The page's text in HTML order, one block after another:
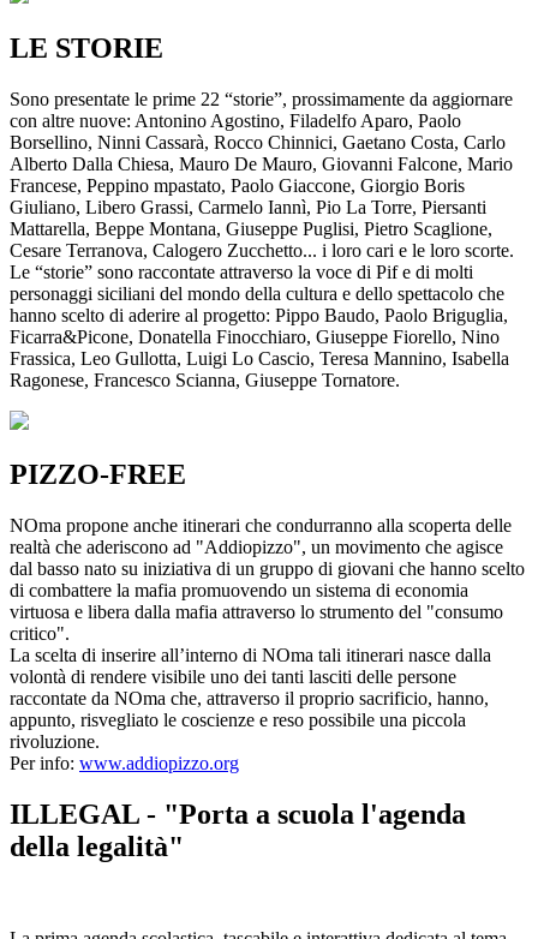
LE STORIE
Sono presentate le prime 22 “storie”, prossimamente da aggiornare
con altre nuove: Antonino Agostino, Filadelfo Aparo, Paolo
Borsellino, Ninni Cassarà, Rocco Chinnici, Gaetano Costa, Carlo
Alberto Dalla Chiesa, Mauro De Mauro, Giovanni Falcone, Mario
Francese, Peppino mpastato, Paolo Giaccone, Giorgio Boris
Giuliano, Libero Grassi, Carmelo Iannì, Pio La Torre, Piersanti
Mattarella, Beppe Montana, Giuseppe Puglisi, Pietro Scaglione,
Cesare Terranova, Calogero Zucchetto... i loro cari e le loro scorte.
Le “storie” sono raccontate attraverso la voce di Pif e di molti
personaggi siciliani del mondo della cultura e dello spettacolo che
hanno scelto di aderire al progetto: Pippo Baudo, Paolo Briguglia,
Ficarra&Picone, Donatella Finocchiaro, Giuseppe Fiorello, Nino
Frassica, Leo Gullotta, Luigi Lo Cascio, Teresa Mannino, Isabella
Ragonese, Francesco Scianna, Giuseppe Tornatore.
PIZZO-FREE
NOma propone anche itinerari che condurranno alla scoperta delle
realtà che aderiscono ad "Addiopizzo", un movimento che agisce
dal basso nato su iniziativa di un gruppo di giovani che hanno scelto
di combattere la mafia promuovendo un sistema di economia
virtuosa e libera dalla mafia attraverso lo strumento del "consumo
critico".
La scelta di inserire all’interno di NOma tali itinerari nasce dalla
volontà di rendere visibile uno dei tanti lasciti delle persone
raccontate da NOma che, attraverso il proprio sacrificio, hanno,
appunto, risvegliato le coscienze e reso possibile una piccola
rivoluzione.
Per info: www.addiopizzo.org
ILLEGAL - "Porta a scuola l'agenda
della legalità"